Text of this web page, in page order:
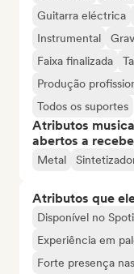
Guitarra eléctrica
Instrumental
Faixa finalizada
Produção
Todos os suportes
Atributos
abertos a
Metal
Atributos que
Disponível no
Experiência em
Forte presença